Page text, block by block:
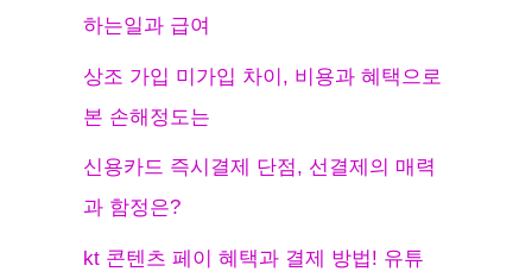
하는일과 급여
상조 가입 미가입 차이, 비용과 혜택으로
본 손해정도는
신용카드 즉시결제 단점, 선결제의 매력
과 함정은?
kt 콘텐츠 페이 혜택과 결제 방법! 유튜